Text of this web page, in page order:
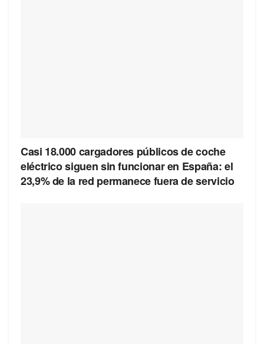
Casi 18.000 cargadores públicos de coche
eléctrico siguen sin funcionar en España: el
23,9% de la red permanece fuera de servicio